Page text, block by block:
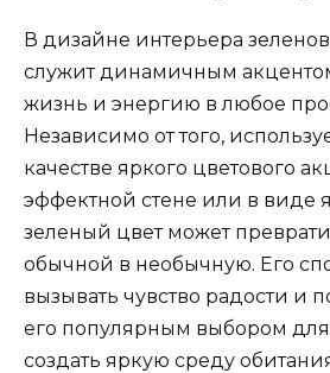
В дизайне интерьера
служит динамичным
жизнь и энергию в любое
Независимо от того,
качестве яркого цветового
эффектной стене или в виде
зеленый цвет может
обычной в необычную. Его
вызывать чувство радости и
его популярным выбором для
создать яркую среду